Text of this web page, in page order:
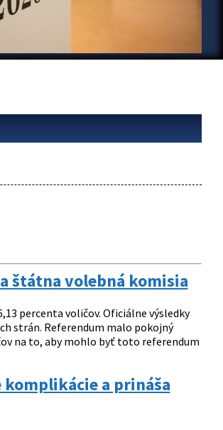
štátna volebná komisia
percenta voličov. Oficiálne výsledky
strán. Referendum malo pokojný
na to, aby mohlo byť toto referendum
a prináša